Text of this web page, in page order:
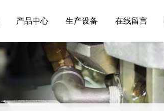
产品中心 生产设备 在线留言